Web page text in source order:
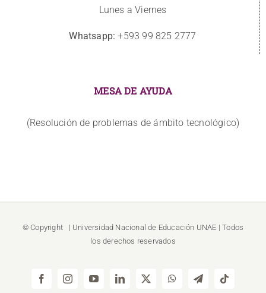
Lunes a Viernes
Whatsapp: +593 99 825 2777
MESA DE AYUDA
(Resolución de problemas de ámbito tecnológico)
© Copyright | Universidad Nacional de Educación UNAE | Todos
los derechos reservados
FacebookInstagramYouTubeLinkedIn
X WhatsAppTelegramTiktok